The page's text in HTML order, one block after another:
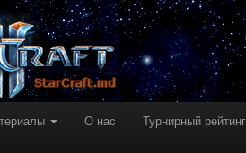
О нас Турнирный рейтинг